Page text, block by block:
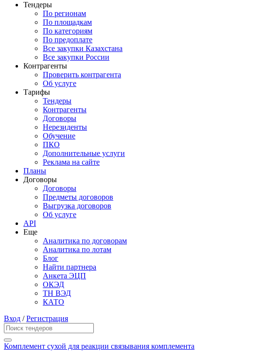
Тендеры
По регионам
По площадкам
По категориям
По предоплате
Все закупки Казахстана
Все закупки России
Контрагенты
Проверить контрагента
Об услуге
Тарифы
Тендеры
Контрагенты
Договоры
Нерезиденты
Обучение
ПКО
Дополнительные услуги
Реклама на сайте
Планы
Договоры
Договоры
Предметы договоров
Выгрузка договоров
Об услуге
API
Еще
Аналитика по договорам
Аналитика по лотам
Блог
Найти партнера
Анкета ЭЦП
ОКЭД
ТН ВЭД
КАТО
Вход /Регистрация
Комплемент сухой для реакции связывания комплемента